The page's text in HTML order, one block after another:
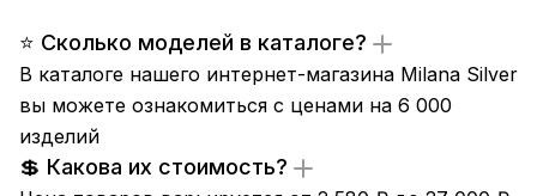
⭐ Сколько моделей в каталоге?
В каталоге нашего интернет-магазина Milana Silver
вы можете ознакомиться с ценами на 6 000
изделий
💲 Какова их стоимость?